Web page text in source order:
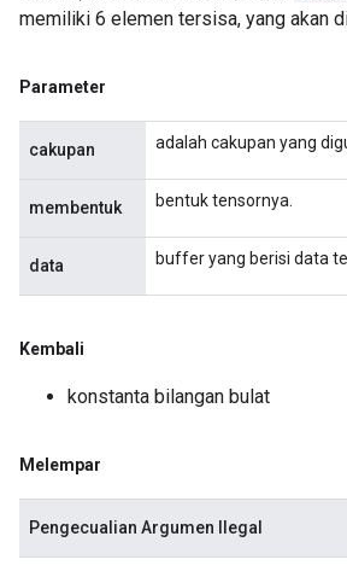
memiliki 6 elemen tersisa, yang akan
Parameter
cakupan adalah cakupan yang
membentuk bentuk tensornya.
data buffer yang berisi data
Kembali
konstanta bilangan bulat
Melempar
Pengecualian Argumen Ilegal